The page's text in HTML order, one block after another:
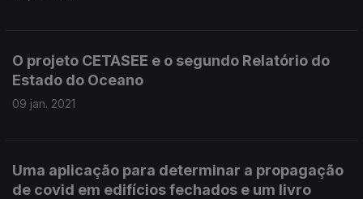
O projeto CETASEE e o segundo Relatório do
Estado do Oceano
09 jan. 2021
Uma aplicação para determinar a propagação
de covid em edifícios fechados e um livro